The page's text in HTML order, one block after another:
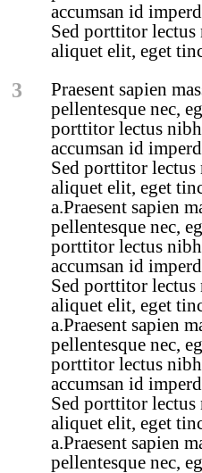
accumsan id
Sed porttitor
aliquet elit, eget
3
Praesent sapien
pellentesque nec,
porttitor lectus
accumsan id
Sed porttitor
aliquet elit, eget
a.Praesent sapien
pellentesque nec,
porttitor lectus
accumsan id
Sed porttitor
aliquet elit, eget
a.Praesent sapien
pellentesque nec,
porttitor lectus
accumsan id
Sed porttitor
aliquet elit, eget
a.Praesent sapien
pellentesque nec,